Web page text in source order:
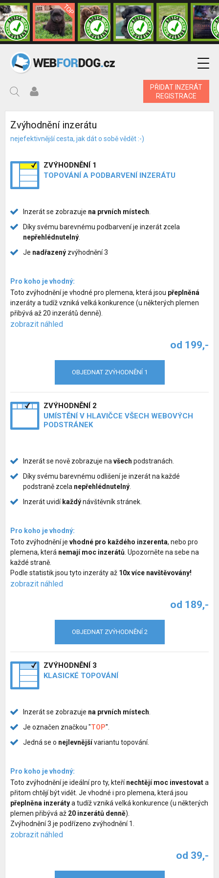
PŘIDAT INZERÁT
REGISTRACE
Chovatelské potřeby pro psy
Společné venčení psů
Zvýhodnění inzerátů
Zvýhodnění inzerátu
nejefektivnější cesta, jak dát o sobě vědět :-)
ZVÝHODNĚNÍ 1
TOPOVÁNÍ A PODBARVENÍ INZERÁTU
Inzerát se zobrazuje na prvních místech
Díky svému barevnému podbarvení je inzerát zcela
nepřehlédnutelný
Je nadřazený zvýhodnění 3
Pro koho je vhodný:
Toto zvýhodnění je vhodné pro plemena, která jsou přeplněná
inzeráty a tudíž vzniká velká konkurence (u některých plemen
přibývá až 20 inzerátů denně).
zobrazit náhled
od 199,-
OBJEDNAT ZVÝHODNĚNÍ 1
ZVÝHODNĚNÍ 2
UMÍSTĚNÍ V HLAVIČCE VŠECH WEBOVÝCH
PODSTRÁNEK
Inzerát se nově zobrazuje na všech podstranách.
Díky svému barevnému odlišení je inzerát na každé
podstraně zcela nepřehlédnutelný
Inzerát uvidí každýnávštěvník stránek.
Pro koho je vhodný:
Toto zvýhodnění je vhodné pro každého inzerenta, nebo pro
plemena, která nemají moc inzerátů . Upozorněte na sebe na
každé straně.
Podle statistik jsou tyto inzeráty až 10x více navštěvovány!
zobrazit náhled
od 189,-
OBJEDNAT ZVÝHODNĚNÍ 2
ZVÝHODNĚNÍ 3
KLASICKÉ TOPOVÁNÍ
Inzerát se zobrazuje na prvních místech
Je označen značkou "TOP".
Jedná se o nejlevnějšívariantu topování.
Pro koho je vhodný:
Toto zvýhodnění je ideální pro ty, kteřínechtějí moc investovata
přitom chtějí být vidět. Je vhodné i pro plemena, která jsou
přeplněna inzerátya tudíž vzniká velká konkurence (u některých
plemen přibývá až 20 inzerátů denně).
Zvýhodnění 3 je podřízeno zvýhodnění 1.
zobrazit náhled
od 39,-